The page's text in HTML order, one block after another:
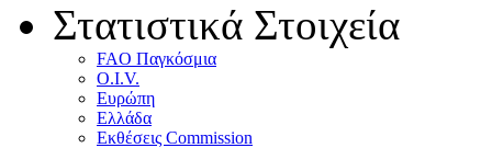
Στατιστικά Στοιχεία
FAO Παγκόσμια
O.I.V.
Ευρώπη
Ελλάδα
Eκθέσεις Commission